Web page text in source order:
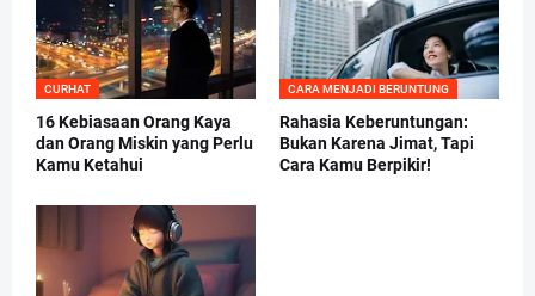
CURHAT
16 Kebiasaan Orang Kaya
dan Orang Miskin yang Perlu
Kamu Ketahui
CARA MENJADI BERUNTUNG
Rahasia Keberuntungan:
Bukan Karena Jimat, Tapi
Cara Kamu Berpikir!